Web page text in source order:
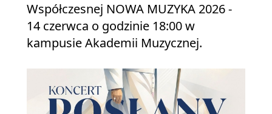
Współczesnej NOWA MUZYKA 2026 -
14 czerwca o godzinie 18:00 w
kampusie Akademii Muzycznej.